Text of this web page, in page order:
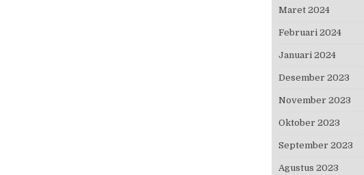
Maret 2024
Februari 2024
Januari 2024
Desember 2023
November 2023
Oktober 2023
September 2023
Agustus 2023